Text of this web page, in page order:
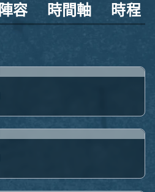
陣容 時間軸 時程